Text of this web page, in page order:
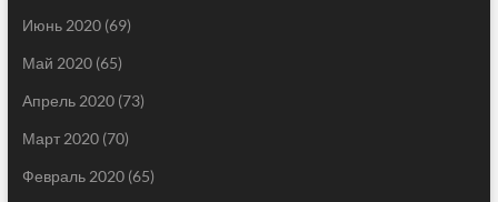
Июнь 2020(69)
Май 2020(65)
Апрель 2020(73)
Март 2020(70)
Февраль 2020(65)